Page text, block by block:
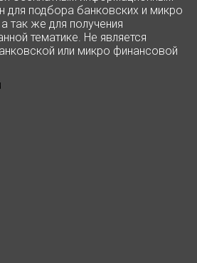
для подбора банковских и микро
так же для получения
тематике. Не является
или микро финансовой